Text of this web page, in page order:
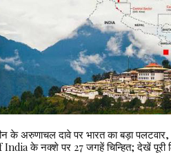
के अरुणाचल दावे पर भारत का बड़ा
India के नक्शे पर 27 जगहें चिन्हित; देखें पूरी